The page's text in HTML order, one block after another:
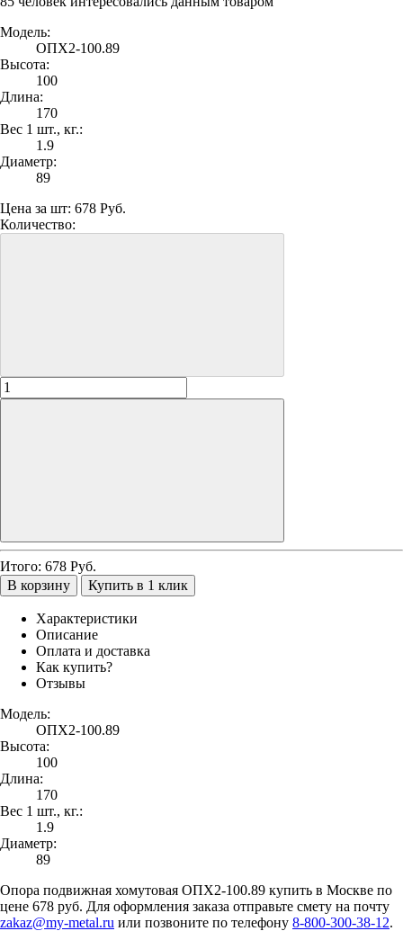
Модель:
ОПХ2-100.89
Высота:
100
Длина:
170
Вес 1 шт., кг.:
1.9
Диаметр:
89
Цена за шт: 678 Руб.
Количество:
Итого: 678 Руб.
В корзину
Купить в 1 клик
Характеристики
Описание
Оплата и доставка
Как купить?
Отзывы
Модель:
ОПХ2-100.89
Высота:
100
Длина:
170
Вес 1 шт., кг.:
1.9
Диаметр:
89
Опора подвижная хомутовая ОПХ2-100.89 купить в Москве по
цене 678 руб. Для оформления заказа отправьте смету на почту
zakaz@my-metal.ru или позвоните по телефону 8-800-300-38-12.